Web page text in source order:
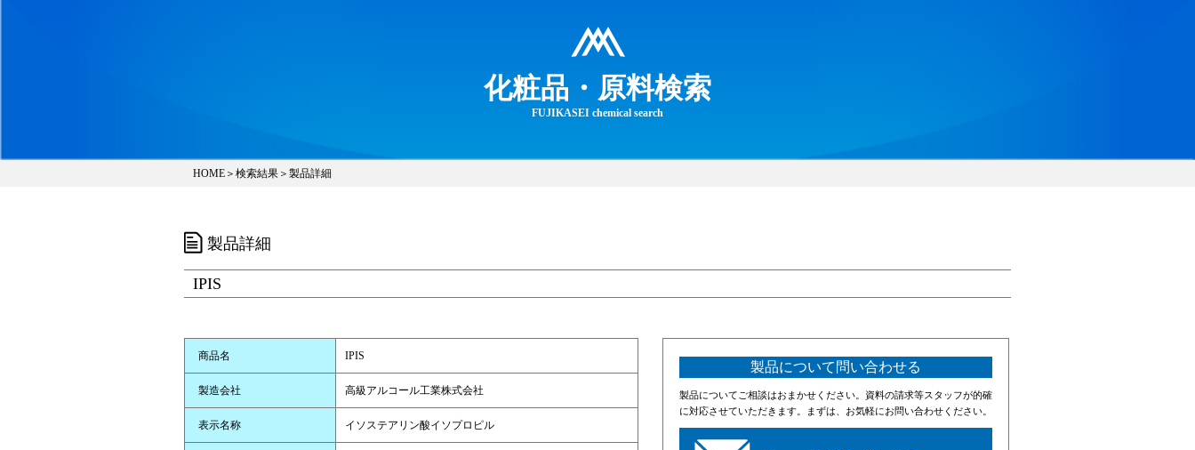
化粧品・原料検索
FUJIKASEI chemical search
HOME ＞ 検索結果 ＞製品詳細
製品詳細
IPIS
商品名 IPIS
製造会社 高級アルコール工業株式会社
表示名称 イソステアリン酸イソプロピル
製品について問い合わせる
製品についてご相談はおまかせください。資料の請求等スタッフが的確
に対応させていただきます。まずは、お気軽にお問い合わせください。